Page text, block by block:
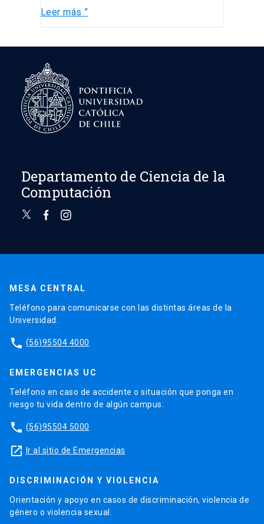
Leer más ”
Departamento de Ciencia de la
Computación
MESA CENTRAL
Teléfono para comunicarse con las distintas áreas de la
Universidad.
phone (56)95504 4000
EMERGENCIAS UC
Teléfono en caso de accidente o situación que ponga en
riesgo tu vida dentro de algún campus.
phone (56)95504 5000
launch Ir al sitio de Emergencias
DISCRIMINACIÓN Y VIOLENCIA
Orientación y apoyo en casos de discriminación, violencia de
género o violencia sexual.